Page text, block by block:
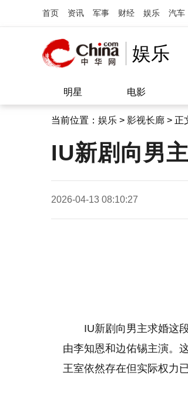
首页 资讯 军事 财经 娱乐 汽车
娱乐
明星 电影
当前位置： 娱乐 > 影视长廊 > 正
IU新剧向男
2026-04-13 08:10:27
IU新剧向男主求婚这
由李知恩和边佑锡主演。
王室依然存在但实际权力